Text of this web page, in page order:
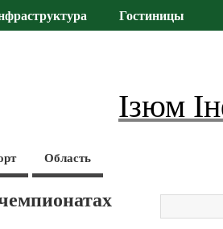
Гостиницы
Ізюм
Область